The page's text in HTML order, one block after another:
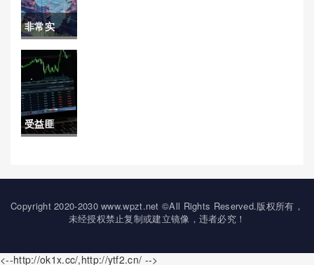
么买原油
期货的)
非常实
用！国内
期货手续
费提成(国
内期货手
受益匪
好操作(原
油操作建
Copyright 2020-2030 www.wpzt.net ©All Rights Reserved.版权所有，
未经授权禁止复制或建立镜像，违者必究！
<--http://ok1x.cc/,http://ytf2.cn/ -->